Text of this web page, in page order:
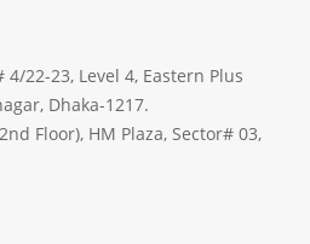
4/22-23, Level 4, Eastern Plus
Dhaka-1217.
Floor), HM Plaza, Sector# 03,